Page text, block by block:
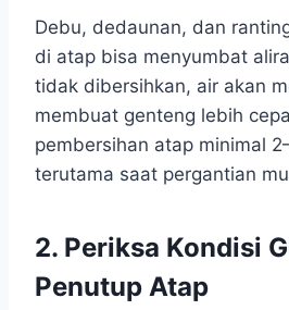
Debu, dedaunan, dan
di atap bisa menyumbat
tidak dibersihkan, air akan
membuat genteng lebih
pembersihan atap minimal
terutama saat pergantian
2. Periksa Kondisi
Penutup Atap